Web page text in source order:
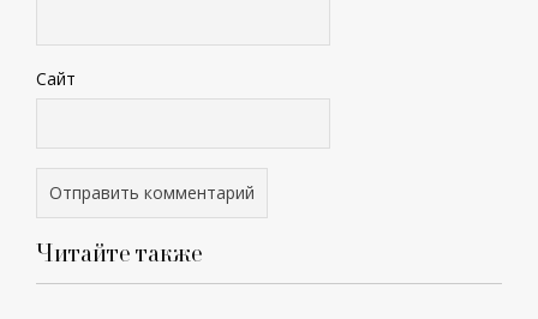
Сайт
Читайте также